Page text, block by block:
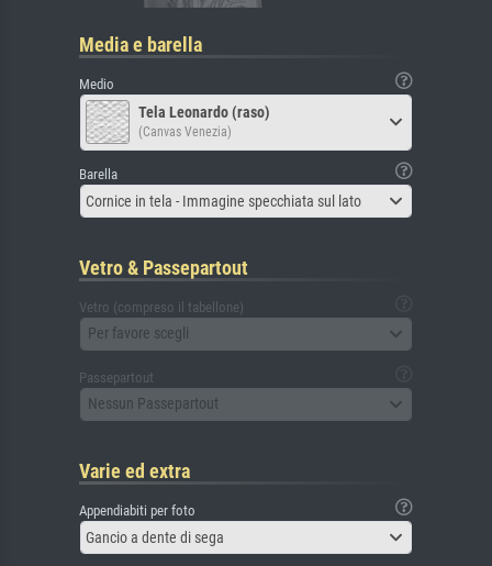
Media e barella
Medio
Tela Leonardo (raso)
(Canvas Venezia)
Barella
Cornice in tela - Immagine specchiata sul lato
Vetro & Passepartout
Vetro (compreso il tabellone)
Per favore scegli
Passepartout
Nessun Passepartout
Varie ed extra
Appendiabiti per foto
Gancio a dente di sega